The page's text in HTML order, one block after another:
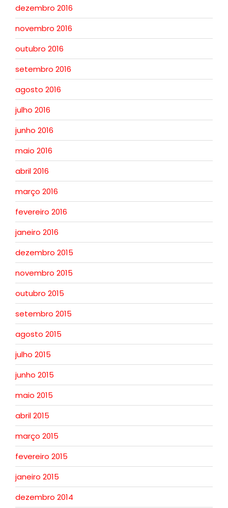
dezembro 2016
novembro 2016
outubro 2016
setembro 2016
agosto 2016
julho 2016
junho 2016
maio 2016
abril 2016
março 2016
fevereiro 2016
janeiro 2016
dezembro 2015
novembro 2015
outubro 2015
setembro 2015
agosto 2015
julho 2015
junho 2015
maio 2015
abril 2015
março 2015
fevereiro 2015
janeiro 2015
dezembro 2014